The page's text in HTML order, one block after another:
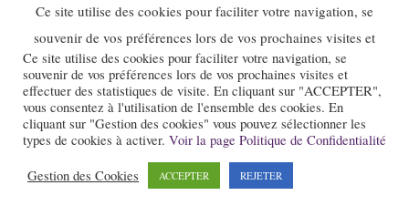
Vu récemment
11/09/2025 –Skokiaan Brass Bandau Jazz Club de
Ce site utilise des cookies pour faciliter votre navigation, se
souvenir de vos préférences lors de vos prochaines visites et
Ce site utilise des cookies pour faciliter votre navigation, se
souvenir de vos préférences lors de vos prochaines visites et
effectuer des statistiques de visite. En cliquant sur "ACCEPTER",
vous consentez à l'utilisation de l'ensemble des cookies. En
cliquant sur "Gestion des cookies" vous pouvez sélectionner les
types de cookies à activer. Voir la page Politique de Confidentialité
Gestion des Cookies ACCEPTER REJETER